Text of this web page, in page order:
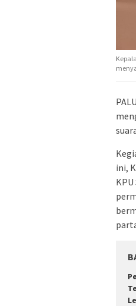
ini,